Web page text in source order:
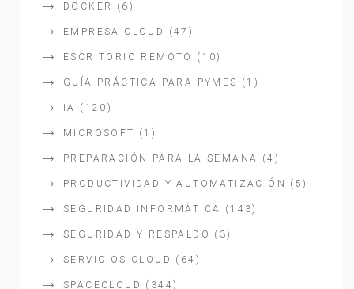
DOCKER (6)
EMPRESA CLOUD (47)
ESCRITORIO REMOTO (10)
GUÍA PRÁCTICA PARA PYMES (1)
IA (120)
MICROSOFT (1)
PREPARACIÓN PARA LA SEMANA (4)
PRODUCTIVIDAD Y AUTOMATIZACIÓN (5)
SEGURIDAD INFORMÁTICA (143)
SEGURIDAD Y RESPALDO (3)
SERVICIOS CLOUD (64)
SPACECLOUD (344)